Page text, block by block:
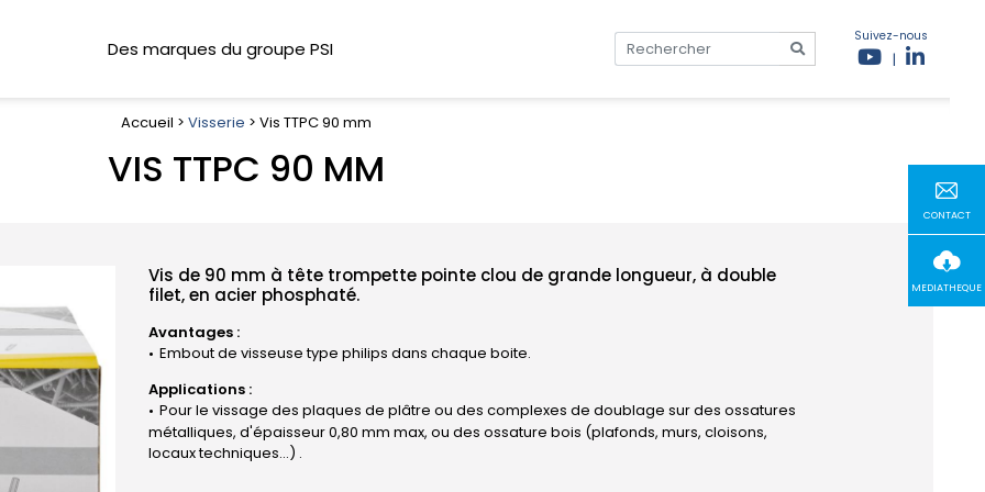
Des marques du groupe PSI
Suivez-nous
|
CONTACT
MEDIATHEQUE
Accueil > Visserie > Vis TTPC 90 mm
VIS TTPC 90 MM
Vis de 90 mm à tête trompette pointe clou de grande longueur, à double
filet, en acier phosphaté.
Avantages :
Embout de visseuse type philips dans chaque boite.
Applications :
Pour le vissage des plaques de plâtre ou des complexes de doublage sur des ossatures
métalliques, d'épaisseur 0,80 mm max, ou des ossature bois (plafonds, murs, cloisons,
locaux techniques...) .